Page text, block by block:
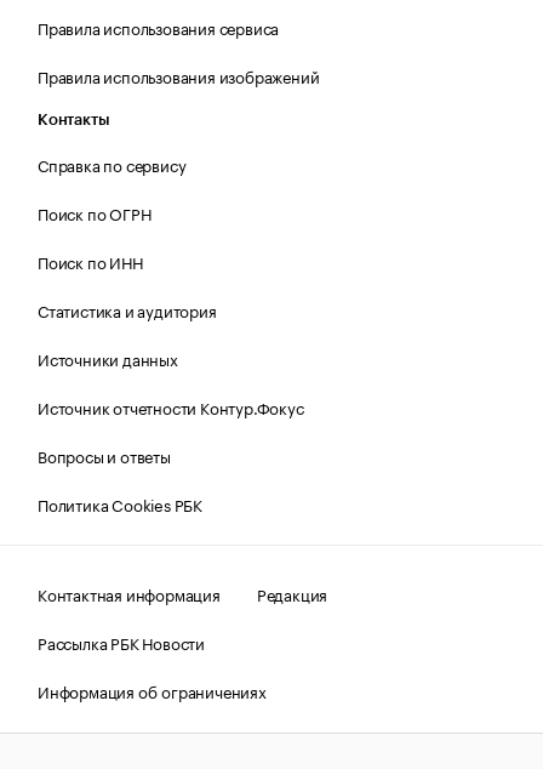
Правила использования сервиса
Правила использования изображений
Контакты
Справка по сервису
Поиск по ОГРН
Поиск по ИНН
Статистика и аудитория
Источники данных
Источник отчетности Контур.Фокус
Вопросы и ответы
Политика Cookies РБК
Контактная информация
Редакция
Рассылка РБК Новости
Информация об ограничениях
Правовая информация
О соблюдении авторских прав